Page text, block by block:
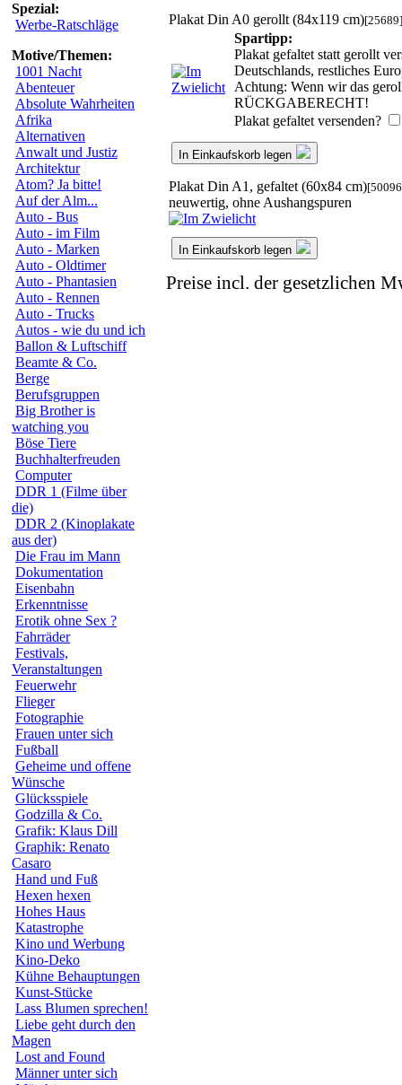
Spezial:
Werbe-Ratschläge
Motive/Themen:
1001 Nacht
Abenteuer
Absolute Wahrheiten
Afrika
Alternativen
Anwalt und Justiz
Architektur
Atom? Ja bitte!
Auf der Alm...
Auto - Bus
Auto - im Film
Auto - Marken
Auto - Oldtimer
Auto - Phantasien
Auto - Rennen
Auto - Trucks
Autos - wie du und ich
Ballon & Luftschiff
Beamte & Co.
Berge
Berufsgruppen
Big Brother is
watching you
Böse Tiere
Buchhalterfreuden
Computer
DDR 1 (Filme über
die)
DDR 2 (Kinoplakate
aus der)
Die Frau im Mann
Dokumentation
Eisenbahn
Erkenntnisse
Erotik ohne Sex ?
Fahrräder
Festivals,
Veranstaltungen
Feuerwehr
Flieger
Fotographie
Frauen unter sich
Fußball
Geheime und offene
Wünsche
Glücksspiele
Godzilla & Co.
Grafik: Klaus Dill
Graphik: Renato
Casaro
Hand und Fuß
Hexen hexen
Hohes Haus
Katastrophe
Kino und Werbung
Kino-Deko
Kühne Behauptungen
Kunst-Stücke
Lass Blumen sprechen!
Liebe geht durch den
Magen
Lost and Found
Männer unter sich
Plakat Din A0 gerollt (84x119 cm)[25689]
Spartipp:
Plakat gefaltet statt gerollt
Deutschlands, restliches
Achtung: Wenn wir das
RÜCKGABERECHT!
Plakat gefaltet versenden?
In Einkaufskorb legen
Plakat Din A1, gefaltet (60x84 cm)
neuwertig, ohne Aushangspuren
In Einkaufskorb legen
Preise incl. der gesetzlichen